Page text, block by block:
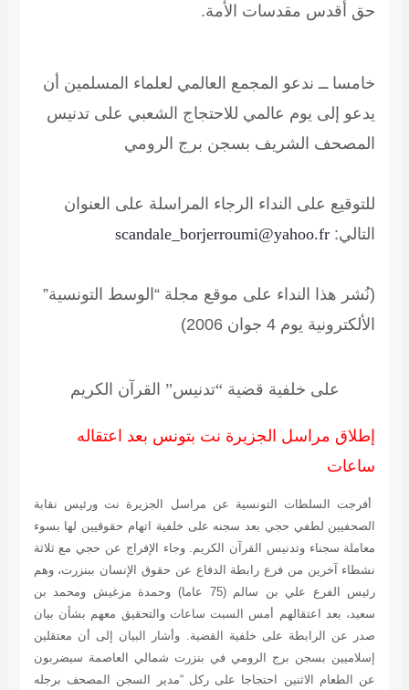
حق أقدس مقدسات الأمة.
خامسا ــ ندعو المجمع العالمي لعلماء المسلمين أن
يدعو إلى يوم عالمي للاحتجاج الشعبي على تدنيس
المصحف الشريف بسجن برج الرومي
للتوقيع على النداء الرجاء المراسلة على العنوان
التالي: scandale_borjerroumi@yahoo.fr
(نُشر هذا النداء على موقع مجلة “الوسط التونسية”
الألكترونية يوم 4 جوان 2006)
على خلفية قضية “تدنيس” القرآن الكريم
إطلاق مراسل الجزيرة نت بتونس بعد اعتقاله
ساعات
أفرجت السلطات التونسية عن مراسل الجزيرة نت ورئيس نقابة
الصحفيين لطفي حجي بعد سجنه على خلفية اتهام حقوقيين لها بسوء
معاملة سجناء وتدنيس القرآن الكريم. وجاء الإفراج عن حجي مع ثلاثة
نشطاء آخرين من فرع رابطة الدفاع عن حقوق الإنسان ببنزرت، وهم
رئيس الفرع علي بن سالم (75 عاما) وحمدة مزغيش ومحمد بن
سعيد، بعد اعتقالهم أمس السبت ساعات والتحقيق معهم بشأن بيان
صدر عن الرابطة على خلفية القضية. وأشار البيان إلى أن معتقلين
إسلاميين بسجن برج الرومي في بنزرت شمالي العاصمة سيضربون
عن الطعام الاثنين احتجاجا على ركل “مدير السجن المصحف برجله